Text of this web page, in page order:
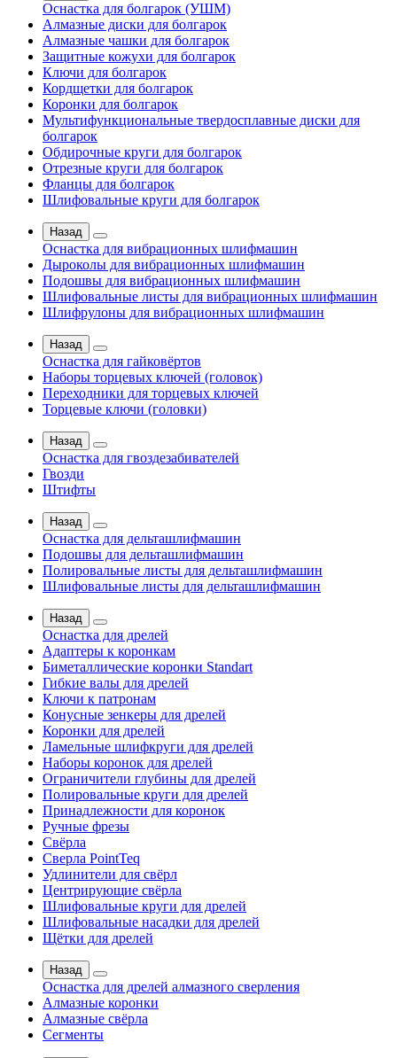
Оснастка для болгарок (УШМ)
Алмазные диски для болгарок
Алмазные чашки для болгарок
Защитные кожухи для болгарок
Ключи для болгарок
Кордщетки для болгарок
Коронки для болгарок
Мультифункциональные твердосплавные диски для
болгарок
Обдирочные круги для болгарок
Отрезные круги для болгарок
Фланцы для болгарок
Шлифовальные круги для болгарок
Назад
Оснастка для вибрационных шлифмашин
Дыроколы для вибрационных шлифмашин
Подошвы для вибрационных шлифмашин
Шлифовальные листы для вибрационных шлифмашин
Шлифрулоны для вибрационных шлифмашин
Назад
Оснастка для гайковёртов
Наборы торцевых ключей (головок)
Переходники для торцевых ключей
Торцевые ключи (головки)
Назад
Оснастка для гвоздезабивателей
Гвозди
Штифты
Назад
Оснастка для дельташлифмашин
Подошвы для дельташлифмашин
Полировальные листы для дельташлифмашин
Шлифовальные листы для дельташлифмашин
Назад
Оснастка для дрелей
Адаптеры к коронкам
Биметаллические коронки Standart
Гибкие валы для дрелей
Ключи к патронам
Конусные зенкеры для дрелей
Коронки для дрелей
Ламельные шлифкруги для дрелей
Наборы коронок для дрелей
Ограничители глубины для дрелей
Полировальные круги для дрелей
Принадлежности для коронок
Ручные фрезы
Свёрла
Сверла PointTeq
Удлинители для свёрл
Центрирующие свёрла
Шлифовальные круги для дрелей
Шлифовальные насадки для дрелей
Щётки для дрелей
Назад
Оснастка для дрелей алмазного сверления
Алмазные коронки
Алмазные свёрла
Сегменты